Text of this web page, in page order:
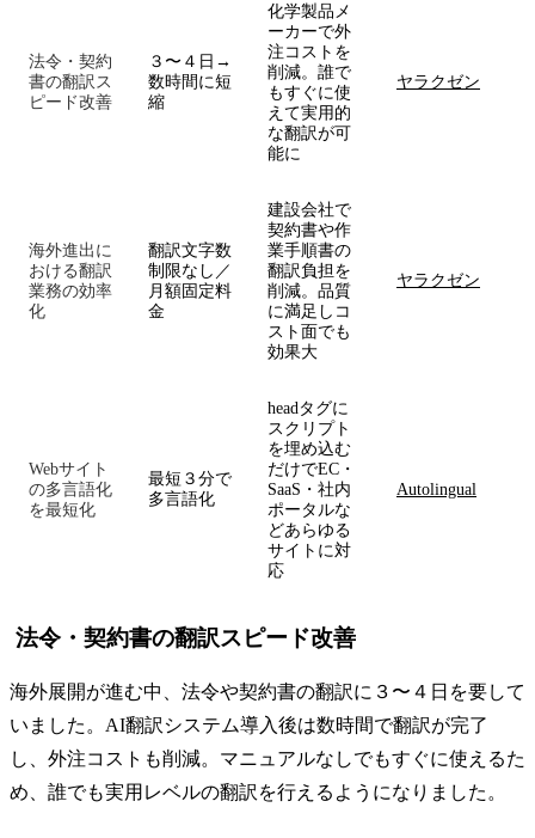
法令・契約
書の翻訳ス
ピード改善
３〜４日→
数時間に短
縮
化学製品メ
ーカーで外
注コストを
削減。誰で
もすぐに使
えて実用的
な翻訳が可
能に
ヤラクゼン
海外進出に
おける翻訳
業務の効率
化
翻訳文字数
制限なし／
月額固定料
金
建設会社で
契約書や作
業手順書の
翻訳負担を
削減。品質
に満足しコ
スト面でも
効果大
ヤラクゼン
Webサイト
の多言語化
を最短化
最短３分で
多言語化
headタグに
スクリプト
を埋め込む
だけでEC・
SaaS・社内
ポータルな
どあらゆる
サイトに対
応
Autolingual
法令・契約書の翻訳スピード改善
海外展開が進む中、法令や契約書の翻訳に３〜４日を要して
いました。AI翻訳システム導入後は数時間で翻訳が完了
し、外注コストも削減。マニュアルなしでもすぐに使えるた
め、誰でも実用レベルの翻訳を行えるようになりました。